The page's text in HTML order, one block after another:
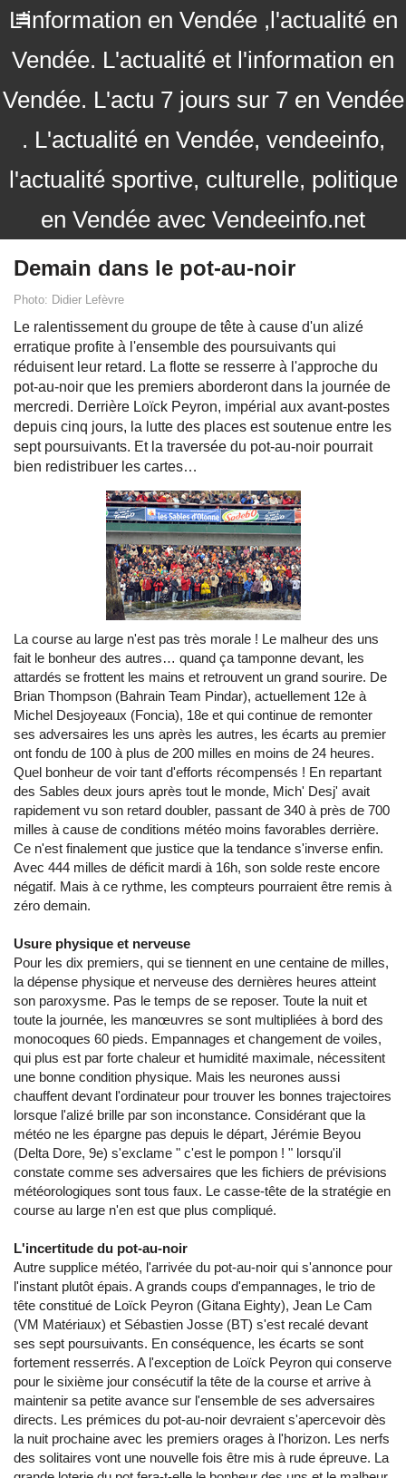
L'information en Vendée ,l'actualité en
Vendée. L'actualité et l'information en
Vendée. L'actu 7 jours sur 7 en Vendée
. L'actualité en Vendée, vendeeinfo,
l'actualité sportive, culturelle, politique
en Vendée avec Vendeeinfo.net
Demain dans le pot-au-noir
Photo: Didier Lefèvre
Le ralentissement du groupe de tête à cause d'un alizé
erratique profite à l'ensemble des poursuivants qui
réduisent leur retard. La flotte se resserre à l'approche du
pot-au-noir que les premiers aborderont dans la journée de
mercredi. Derrière Loïck Peyron, impérial aux avant-postes
depuis cinq jours, la lutte des places est soutenue entre les
sept poursuivants. Et la traversée du pot-au-noir pourrait
bien redistribuer les cartes…
La course au large n'est pas très morale ! Le malheur des uns
fait le bonheur des autres… quand ça tamponne devant, les
attardés se frottent les mains et retrouvent un grand sourire. De
Brian Thompson (Bahrain Team Pindar), actuellement 12e à
Michel Desjoyeaux (Foncia), 18e et qui continue de remonter
ses adversaires les uns après les autres, les écarts au premier
ont fondu de 100 à plus de 200 milles en moins de 24 heures.
Quel bonheur de voir tant d'efforts récompensés ! En repartant
des Sables deux jours après tout le monde, Mich' Desj' avait
rapidement vu son retard doubler, passant de 340 à près de 700
milles à cause de conditions météo moins favorables derrière.
Ce n'est finalement que justice que la tendance s'inverse enfin.
Avec 444 milles de déficit mardi à 16h, son solde reste encore
négatif. Mais à ce rythme, les compteurs pourraient être remis à
zéro demain.
Usure physique et nerveuse
Pour les dix premiers, qui se tiennent en une centaine de milles,
la dépense physique et nerveuse des dernières heures atteint
son paroxysme. Pas le temps de se reposer. Toute la nuit et
toute la journée, les manœuvres se sont multipliées à bord des
monocoques 60 pieds. Empannages et changement de voiles,
qui plus est par forte chaleur et humidité maximale, nécessitent
une bonne condition physique. Mais les neurones aussi
chauffent devant l'ordinateur pour trouver les bonnes trajectoires
lorsque l'alizé brille par son inconstance. Considérant que la
météo ne les épargne pas depuis le départ, Jérémie Beyou
(Delta Dore, 9e) s'exclame " c'est le pompon ! " lorsqu'il
constate comme ses adversaires que les fichiers de prévisions
météorologiques sont tous faux. Le casse-tête de la stratégie en
course au large n'en est que plus compliqué.
L'incertitude du pot-au-noir
Autre supplice météo, l'arrivée du pot-au-noir qui s'annonce pour
l'instant plutôt épais. A grands coups d'empannages, le trio de
tête constitué de Loïck Peyron (Gitana Eighty), Jean Le Cam
(VM Matériaux) et Sébastien Josse (BT) s'est recalé devant
ses sept poursuivants. En conséquence, les écarts se sont
fortement resserrés. A l'exception de Loïck Peyron qui conserve
pour le sixième jour consécutif la tête de la course et arrive à
maintenir sa petite avance sur l'ensemble de ses adversaires
directs. Les prémices du pot-au-noir devraient s'apercevoir dès
la nuit prochaine avec les premiers orages à l'horizon. Les nerfs
des solitaires vont une nouvelle fois être mis à rude épreuve. La